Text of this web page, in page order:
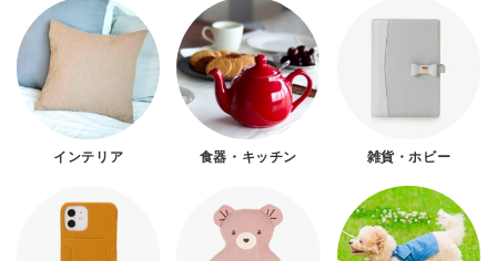
インテリア 食器・キッチン 雑貨・ホビー